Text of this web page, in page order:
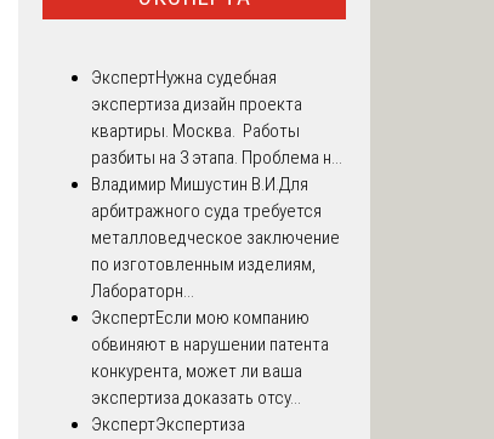
ЭкспертНужна судебная
экспертиза дизайн проекта
квартиры. Москва. Работы
разбиты на 3 этапа. Проблема н...
Владимир Мишустин В.И.Для
арбитражного суда требуется
металловедческое заключение
по изготовленным изделиям,
Лабораторн...
ЭкспертЕсли мою компанию
обвиняют в нарушении патента
конкурента, может ли ваша
экспертиза доказать отсу...
ЭкспертЭкспертиза